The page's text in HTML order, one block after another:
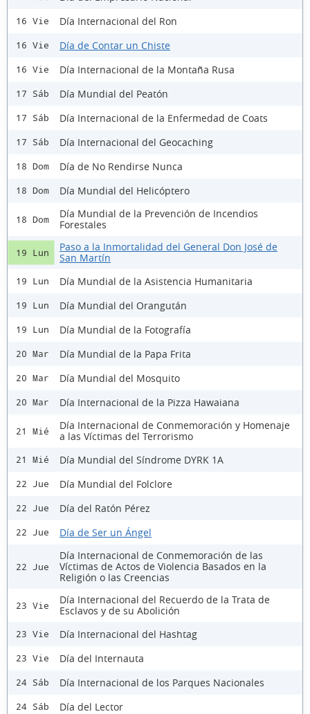
16 Vie Día Internacional del Ron
16 Vie Día de Contar un Chiste
16 Vie Día Internacional de la Montaña Rusa
17 Sáb Día Mundial del Peatón
17 Sáb Día Internacional de la Enfermedad de Coats
17 Sáb Día Internacional del Geocaching
18 Dom Día de No Rendirse Nunca
18 Dom Día Mundial del Helicóptero
18 Dom
Día Mundial de la Prevención de Incendios
Forestales
19 Lun
Paso a la Inmortalidad del General Don José de
San Martín
19 Lun Día Mundial de la Asistencia Humanitaria
19 Lun Día Mundial del Orangután
19 Lun Día Mundial de la Fotografía
20 Mar Día Mundial de la Papa Frita
20 Mar Día Mundial del Mosquito
20 Mar Día Internacional de la Pizza Hawaiana
21 Mié
Día Internacional de Conmemoración y Homenaje
a las Víctimas del Terrorismo
21 Mié Día Mundial del Síndrome DYRK 1A
22 Jue Día Mundial del Folclore
22 Jue Día del Ratón Pérez
22 Jue Día de Ser un Ángel
22 Jue
Día Internacional de Conmemoración de las
Víctimas de Actos de Violencia Basados en la
Religión o las Creencias
23 Vie
Día Internacional del Recuerdo de la Trata de
Esclavos y de su Abolición
23 Vie Día Internacional del Hashtag
23 Vie Día del Internauta
24 Sáb Día Internacional de los Parques Nacionales
24 Sáb Día del Lector